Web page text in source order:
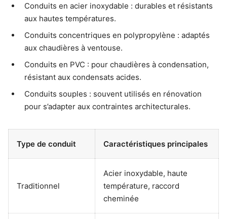
Conduits en acier inoxydable : durables et résistants
aux hautes températures.
Conduits concentriques en polypropylène : adaptés
aux chaudières à ventouse.
Conduits en PVC : pour chaudières à condensation,
résistant aux condensats acides.
Conduits souples : souvent utilisés en rénovation
pour s’adapter aux contraintes architecturales.
Type de conduit Caractéristiques principales
Traditionnel
Acier inoxydable, haute
température, raccord
cheminée